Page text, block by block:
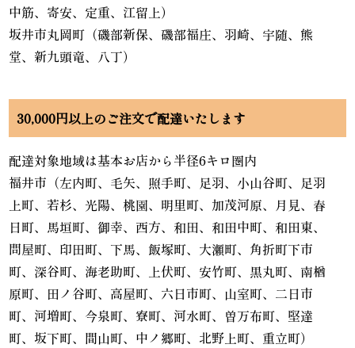
中筋、寄安、定重、江留上）
坂井市丸岡町（磯部新保、磯部福庄、羽崎、宇随、熊
堂、新九頭竜、八丁）
30,000円以上のご注文で配達いたします
配達対象地域は基本お店から半径6キロ圏内
福井市（左内町、毛矢、照手町、足羽、小山谷町、足羽
上町、若杉、光陽、桃園、明里町、加茂河原、月見、春
日町、馬垣町、御幸、西方、和田、和田中町、和田東、
問屋町、印田町、下馬、飯塚町、大瀬町、角折町下市
町、深谷町、海老助町、上伏町、安竹町、黒丸町、南楢
原町、田ノ谷町、高屋町、六日市町、山室町、二日市
町、河増町、今泉町、寮町、河水町、曽万布町、堅達
町、坂下町、間山町、中ノ郷町、北野上町、重立町）